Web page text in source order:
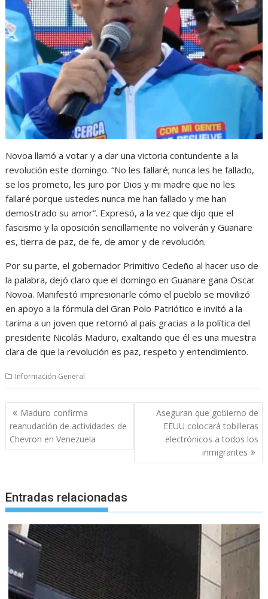
Novoa llamó a votar y a dar una victoria contundente a la
revolución este domingo. “No les fallaré; nunca les he fallado,
se los prometo, les juro por Dios y mi madre que no les
fallaré porque ustedes nunca me han fallado y me han
demostrado su amor”. Expresó, a la vez que dijo que el
fascismo y la oposición sencillamente no volverán y Guanare
es, tierra de paz, de fe, de amor y de revolución.
Por su parte, el gobernador Primitivo Cedeño al hacer uso de
la palabra, dejó claro que el domingo en Guanare gana Oscar
Novoa. Manifestó impresionarle cómo el pueblo se movilizó
en apoyo a la fórmula del Gran Polo Patriótico e invitó a la
tarima a un joven que retornó al país gracias a la política del
presidente Nicolás Maduro, exaltando que él es una muestra
clara de que la revolución es paz, respeto y entendimiento.
Información General
Navegación
de
entradas
Maduro confirma
reanudación de actividades de
Chevron en Venezuela
Aseguran que gobierno de
EEUU colocará tobilleras
electrónicos a todos los
inmigrantes
Entradas relacionadas